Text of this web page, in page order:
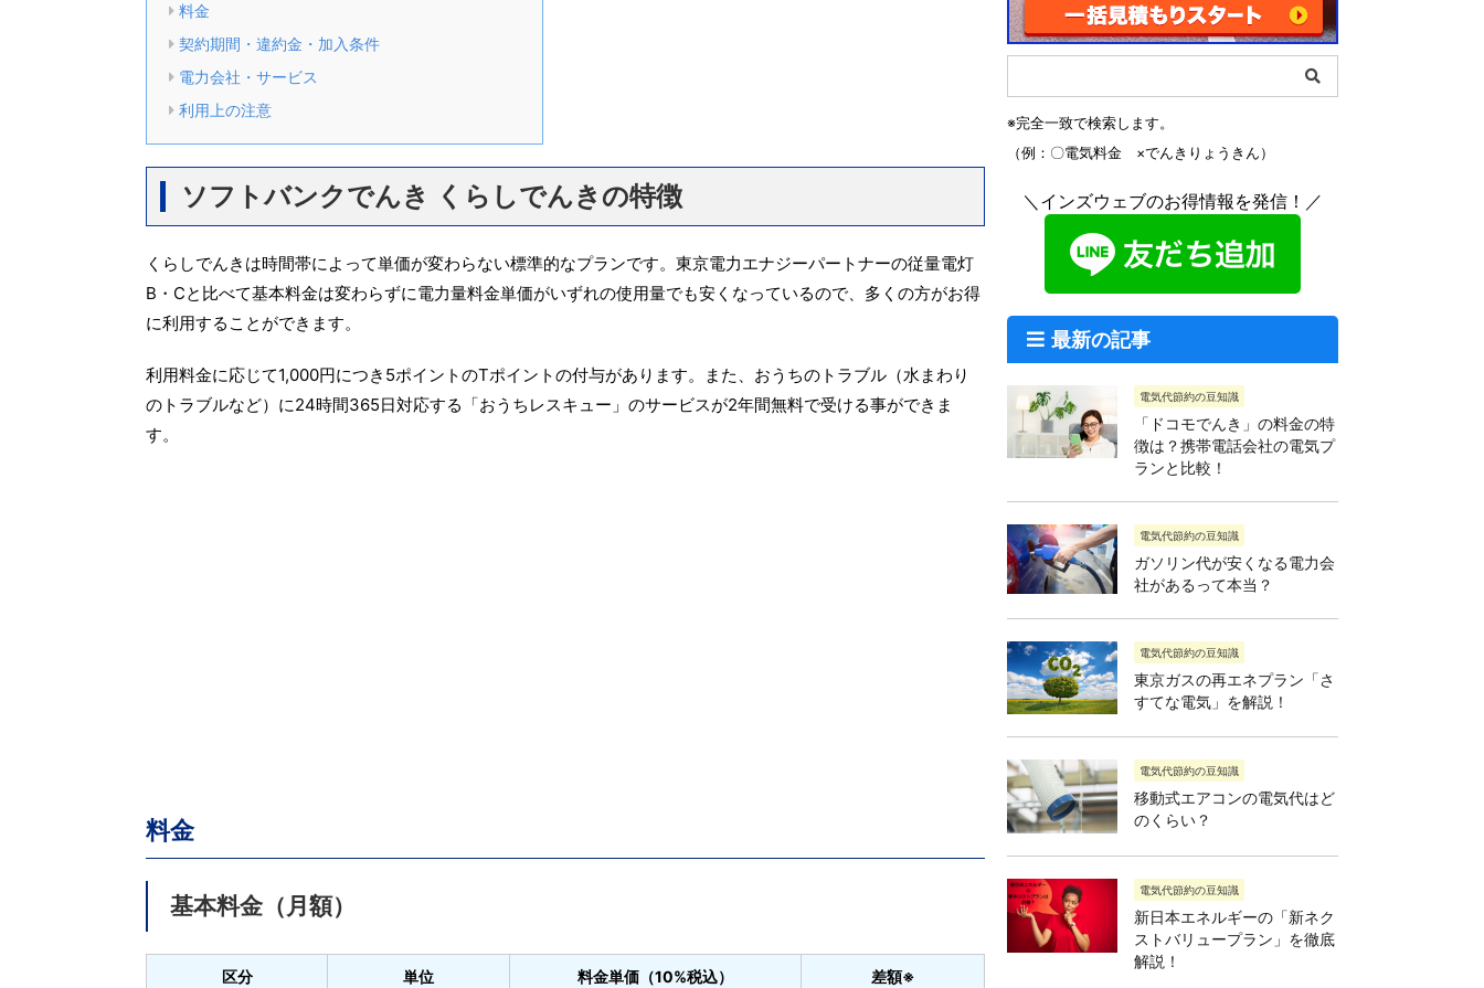
料金
契約期間・違約金・加入条件
電力会社・サービス
利用上の注意
ソフトバンクでんき くらしでんきの特徴
くらしでんきは時間帯によって単価が変わらない標準的なプランです。東京電力エナジーパートナーの従量電灯
B・Cと比べて基本料金は変わらずに電力量料金単価がいずれの使用量でも安くなっているので、多くの方がお得
に利用することができます。
利用料金に応じて1,000円につき5ポイントのTポイントの付与があります。また、おうちのトラブル（水まわり
のトラブルなど）に24時間365日対応する「おうちレスキュー」のサービスが2年間無料で受ける事ができま
す。
料金
基本料金（月額）
区分 単位 料金単価（10%税込） 差額※
※完全一致で検索します。
（例：〇電気料金 ×でんきりょうきん）
＼インズウェブのお得情報を発信！／
最新の記事
電気代節約の豆知識
「ドコモでんき」の料金の特
徴は？携帯電話会社の電気プ
ランと比較！
電気代節約の豆知識
ガソリン代が安くなる電力会
社があるって本当？
電気代節約の豆知識
東京ガスの再エネプラン「さ
すてな電気」を解説！
電気代節約の豆知識
移動式エアコンの電気代はど
のくらい？
電気代節約の豆知識
新日本エネルギーの「新ネク
ストバリュープラン」を徹底
解説！